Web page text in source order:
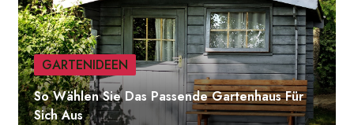
GARTENIDEEN
So Wählen Sie Das Passende Gartenhaus Für
Sich Aus